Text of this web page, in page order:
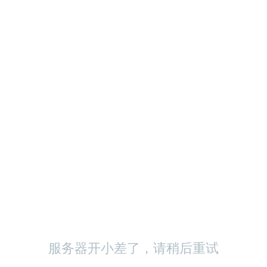
服务器开小差了，请稍后重试